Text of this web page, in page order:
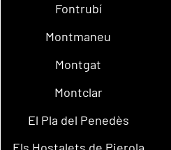
Fontrubí
Montmaneu
Montgat
Montclar
El Pla del Penedès